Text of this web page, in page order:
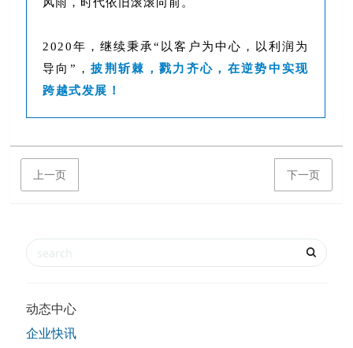
2020年，继续秉承“以客户为中心，以利润为
导向”，披荆斩棘，戮力齐心，在逆势中实现
跨越式发展！
上一页 下一页
动态中心
企业快讯